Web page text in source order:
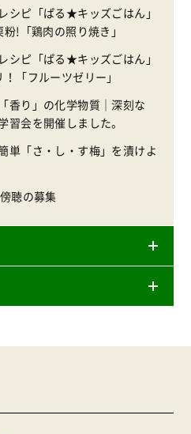
シピ「ぱる★キッズごはん」
!「鶏肉の照り焼き」
シピ「ぱる★キッズごはん」
「フルーツゼリー」
香り」の化学物質｜深刻な
習会を開催しました。
単「さ・し・す梅」を漬けよ
聴の募集